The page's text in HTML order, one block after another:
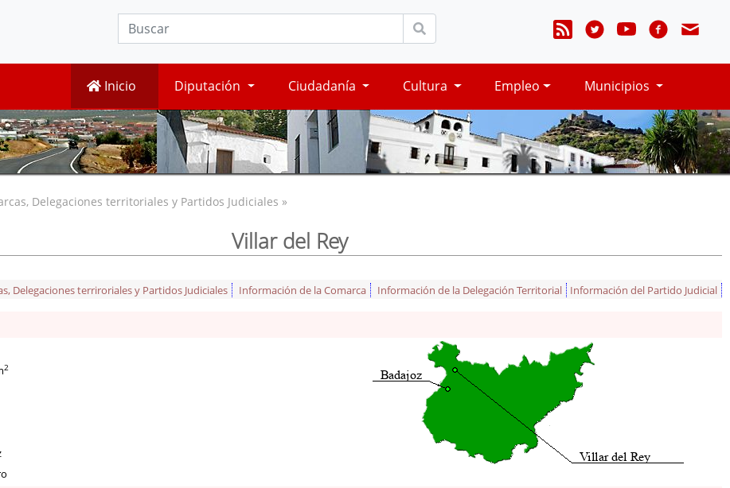
Inicio Diputación Ciudadanía Cultura Empleo Municipios
Delegaciones territoriales y Partidos Judiciales »
Villar del Rey
Delegaciones terriroriales y Partidos Judiciales Información de la Comarca Información de la Delegación Territorial Información del Partido Judicial
2